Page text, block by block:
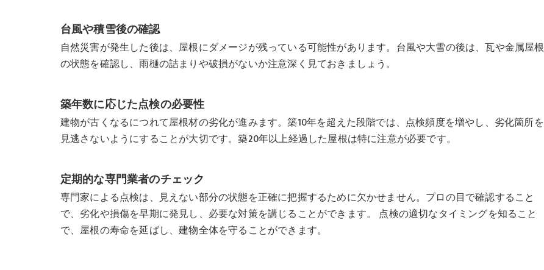
台風や積雪後の確認
自然災害が発生した後は、屋根にダメージが残っている可能性があります。台風や大雪の後は、瓦や金属屋根
の状態を確認し、雨樋の詰まりや破損がないか注意深く見ておきましょう。
築年数に応じた点検の必要性
建物が古くなるにつれて屋根材の劣化が進みます。築10年を超えた段階では、点検頻度を増やし、劣化箇所を
見逃さないようにすることが大切です。築20年以上経過した屋根は特に注意が必要です。
定期的な専門業者のチェック
専門家による点検は、見えない部分の状態を正確に把握するために欠かせません。プロの目で確認すること
で、劣化や損傷を早期に発見し、必要な対策を講じることができます。 点検の適切なタイミングを知ること
で、屋根の寿命を延ばし、建物全体を守ることができます。